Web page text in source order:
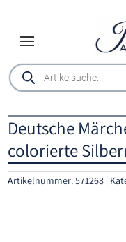
Products
search
Deutsche
colorierte
Artikelnummer:571268